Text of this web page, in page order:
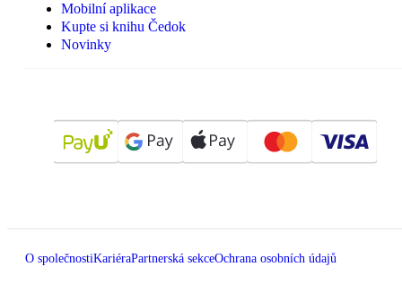
Mobilní aplikace
Kupte si knihu Čedok
Novinky
O společnostiKariéraPartnerská sekceOchrana osobních údajů